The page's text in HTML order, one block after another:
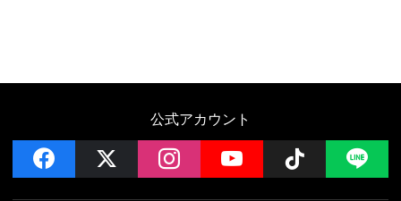
公式アカウント
facebook instagramYouTube Follow